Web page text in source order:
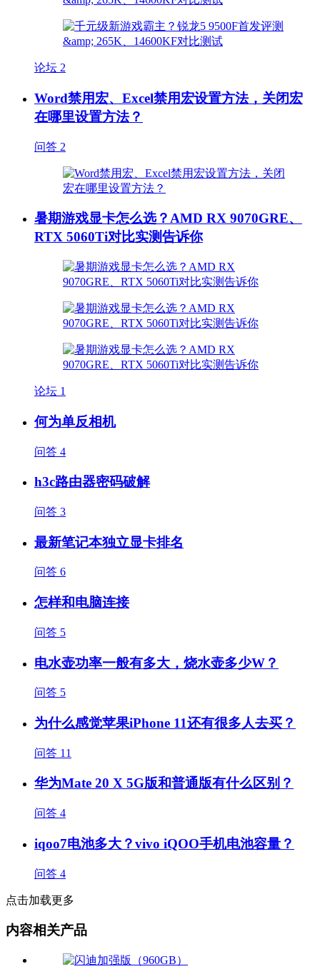
论坛 2
Word禁用宏、Excel禁用宏设置方法，关闭宏
在哪里设置方法？
问答 2
暑期游戏显卡怎么选？AMD RX 9070GRE、
RTX 5060Ti对比实测告诉你
论坛 1
何为单反相机
问答 4
h3c路由器密码破解
问答 3
最新笔记本独立显卡排名
问答 6
怎样和电脑连接
问答 5
电水壶功率一般有多大，烧水壶多少W？
问答 5
为什么感觉苹果iPhone 11还有很多人去买？
问答 11
华为Mate 20 X 5G版和普通版有什么区别？
问答 4
iqoo7电池多大？vivo iQOO手机电池容量？
问答 4
点击加载更多
内容相关产品